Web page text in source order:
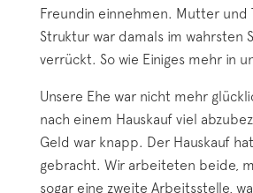
Freundin einnehmen. Mutter und
Struktur war damals im wahrsten
verrückt. So wie Einiges mehr in
Unsere Ehe war nicht mehr
nach einem Hauskauf viel
Geld war knapp. Der Hauskauf
gebracht. Wir arbeiteten beide,
sogar eine zweite Arbeitsstelle,